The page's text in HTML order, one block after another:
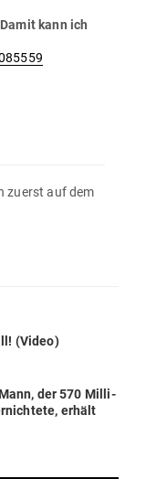
kann ich
zuerst auf dem
(Video)
der 570 Mil­li­
erhält